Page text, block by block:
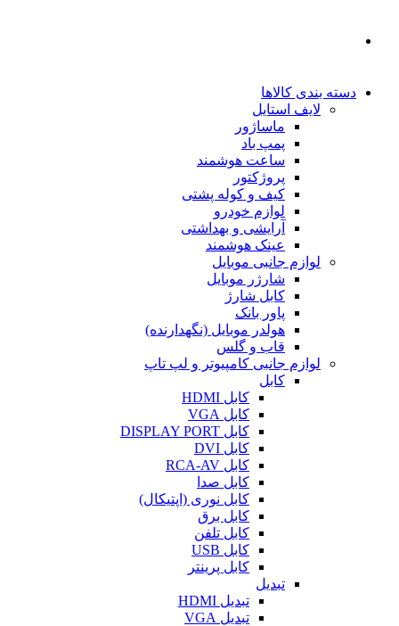
دسته بندی کالاها
لایف استایل
ماساژور
پمپ باد
ساعت هوشمند
پروژکتور
کیف و کوله پشتی
لوازم خودرو
آرایشی و بهداشتی
عینک هوشمند
لوازم جانبی موبایل
شارژر موبایل
کابل شارژ
پاور بانک
هولدر موبایل (نگهدارنده)
قاب و گلس
لوازم جانبی کامپیوتر و لپ تاپ
کابل
کابل HDMI
کابل VGA
کابل DISPLAY PORT
کابل DVI
کابل RCA-AV
کابل صدا
کابل نوری (اپتیکال)
کابل برق
کابل تلفن
کابل USB
کابل پرینتر
تبدیل
تبدیل HDMI
تبدیل VGA